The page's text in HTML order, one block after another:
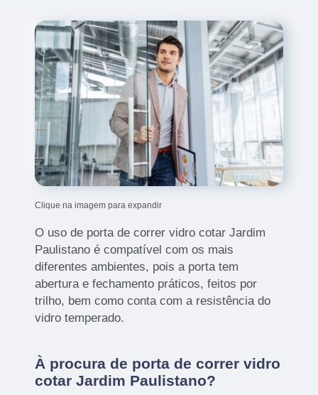
Clique na imagem para expandir
O uso de porta de correr vidro cotar Jardim
Paulistano é compatível com os mais
diferentes ambientes, pois a porta tem
abertura e fechamento práticos, feitos por
trilho, bem como conta com a resistência do
vidro temperado.
À procura de porta de correr vidro
cotar Jardim Paulistano?